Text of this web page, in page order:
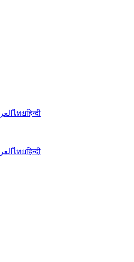
ไทยहिन्दी
ไทยहिन्दी